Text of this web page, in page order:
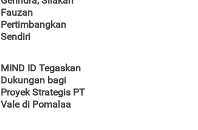
Fauzan
Pertimbangkan
Sendiri
MIND ID Tegaskan
Dukungan bagi
Proyek Strategis PT
Vale di Pomalaa